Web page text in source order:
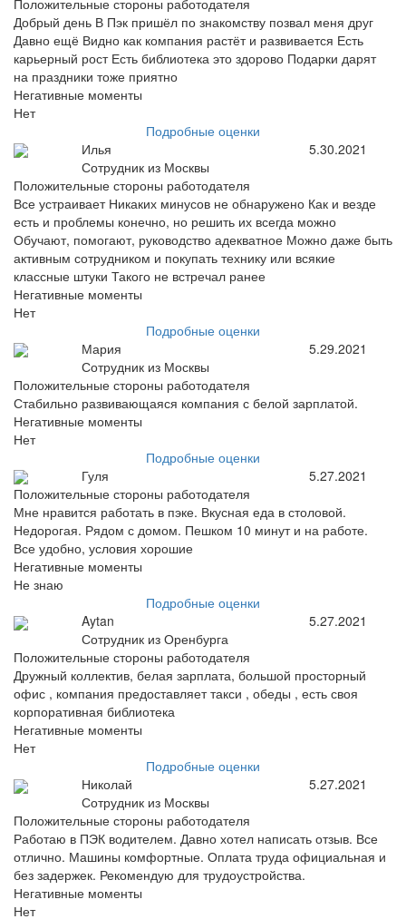
Положительные стороны работодателя
Добрый день В Пэк пришёл по знакомству позвал меня друг
Давно ещё Видно как компания растёт и развивается Есть
карьерный рост Есть библиотека это здорово Подарки дарят
на праздники тоже приятно
Негативные моменты
Нет
Подробные оценки
Илья
Сотрудник из Москвы
5.30.2021
Положительные стороны работодателя
Все устраивает Никаких минусов не обнаружено Как и везде
есть и проблемы конечно, но решить их всегда можно
Обучают, помогают, руководство адекватное Можно даже быть
активным сотрудником и покупать технику или всякие
классные штуки Такого не встречал ранее
Негативные моменты
Нет
Подробные оценки
Мария
Сотрудник из Москвы
5.29.2021
Положительные стороны работодателя
Стабильно развивающаяся компания с белой зарплатой.
Негативные моменты
Нет
Подробные оценки
Гуля
5.27.2021
Положительные стороны работодателя
Мне нравится работать в пэке. Вкусная еда в столовой.
Недорогая. Рядом с домом. Пешком 10 минут и на работе.
Все удобно, условия хорошие
Негативные моменты
Не знаю
Подробные оценки
Aytan
Сотрудник из Оренбурга
5.27.2021
Положительные стороны работодателя
Дружный коллектив, белая зарплата, большой просторный
офис , компания предоставляет такси , обеды , есть своя
корпоративная библиотека
Негативные моменты
Нет
Подробные оценки
Николай
Сотрудник из Москвы
5.27.2021
Положительные стороны работодателя
Работаю в ПЭК водителем. Давно хотел написать отзыв. Все
отлично. Машины комфортные. Оплата труда официальная и
без задержек. Рекомендую для трудоустройства.
Негативные моменты
Нет